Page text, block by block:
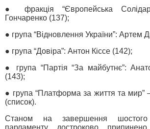
● фракція “Європейська
Гончаренко (137);
● група “Відновлення України”: Артем
● група “Довіра”: Антон Кіссе (142);
● група “Партія “За майбутнє”:
(143);
● група “Платформа за життя та мир”
(список).
Станом на завершення
парламенту достроково